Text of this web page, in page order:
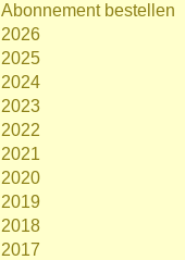
Abonnement bestellen
2026
2025
2024
2023
2022
2021
2020
2019
2018
2017